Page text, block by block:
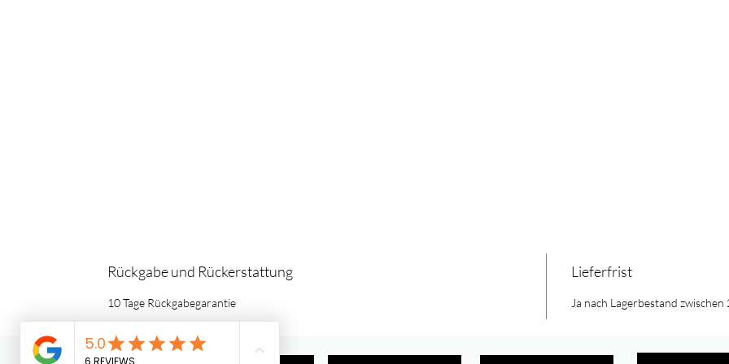
Rückgabe und Rückerstattung
10 Tage Rückgabegarantie
Lieferfrist
Ja nach Lagerbestand zwischen